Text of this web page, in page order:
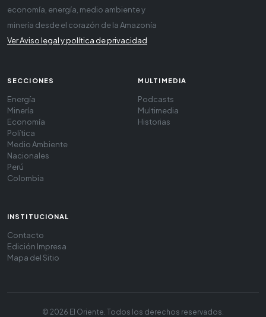
economía, energía, medio ambiente y
minería desde el corazón de la Amazonía
Ver Aviso legal y política de privacidad
SECCIONES
Energía
Minería
Economía
Política
Medio Ambiente
Nacionales
Perú
Colombia
MULTIMEDIA
Podcasts
Multimedia
Historias
INSTITUCIONAL
Contacto
Edición Impresa
Mapa del Sitio
© 2026 El Oriente. Todos los derechos reservados.